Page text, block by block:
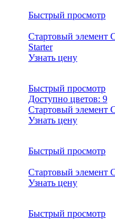
Быстрый просмотр
Стартовый элемент
Starter
Узнать цену
Быстрый просмотр
Доступно цветов: 9
Стартовый элемент
Узнать цену
Быстрый просмотр
Стартовый элемент
Узнать цену
Быстрый просмотр